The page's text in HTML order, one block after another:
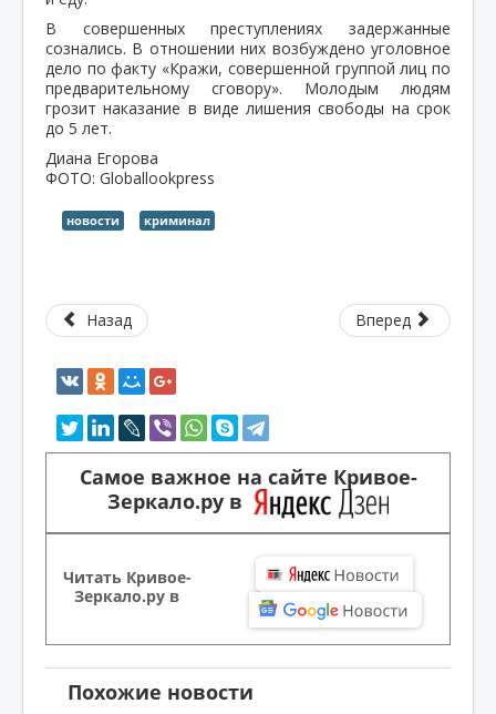
В совершенных преступлениях задержанные
сознались. В отношении них возбуждено уголовное
дело по факту «Кражи, совершенной группой лиц по
предварительному сговору». Молодым людям
грозит наказание в виде лишения свободы на срок
до 5 лет.
Диана Егорова
ФОТО: Globallookpress
новости криминал
Назад Вперед
Самое важное на сайте Кривое-
Зеркало.ру в
Читать Кривое-
Зеркало.ру в
Похожие новости